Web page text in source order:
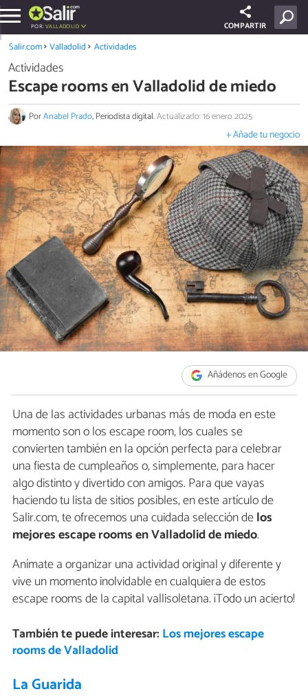
POR: VALLADOLID COMPARTIR
Salir.com Valladolid Actividades
Actividades
Escape rooms en Valladolid de miedo
PorAnabel Prado, Periodista digital.Actualizado: 16 enero 2025
+ Añade tu negocio
Añádenos en Google
Una de las actividades urbanas más de moda en este
momento son o los escape room, los cuales se
convierten también en la opción perfecta para celebrar
una fiesta de cumpleaños o, simplemente, para hacer
algo distinto y divertido con amigos. Para que vayas
haciendo tu lista de sitios posibles, en este artículo de
Salir.com, te ofrecemos una cuidada selección delos
mejores escape rooms en Valladolid de miedo.
Anímate a organizar una actividad original y diferente y
vive un momento inolvidable en cualquiera de estos
escape rooms de la capital vallisoletana. ¡Todo un acierto!
También te puede interesar: Los mejores escape
rooms de Valladolid
La Guarida